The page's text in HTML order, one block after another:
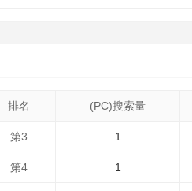
排名 (PC)搜索量
第3 1
第4 1